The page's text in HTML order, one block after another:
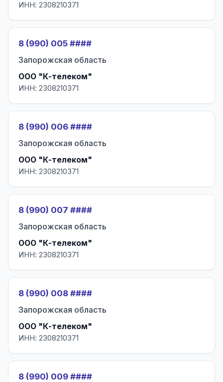
ИНН: 2308210371
8 (990) 005 ####
Запорожская область
ООО "К-телеком"
ИНН: 2308210371
8 (990) 006 ####
Запорожская область
ООО "К-телеком"
ИНН: 2308210371
8 (990) 007 ####
Запорожская область
ООО "К-телеком"
ИНН: 2308210371
8 (990) 008 ####
Запорожская область
ООО "К-телеком"
ИНН: 2308210371
8 (990) 009 ####